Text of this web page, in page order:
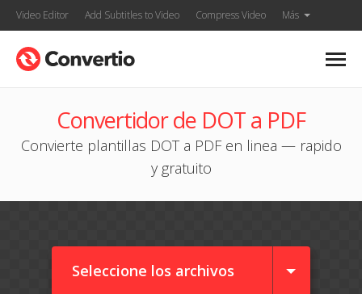
Video Editor Add Subtitles to Video Compress Video Más
Convertidor de DOT a PDF
Convierte plantillas DOT a PDF en linea — rapido
y gratuito
Seleccione los archivos